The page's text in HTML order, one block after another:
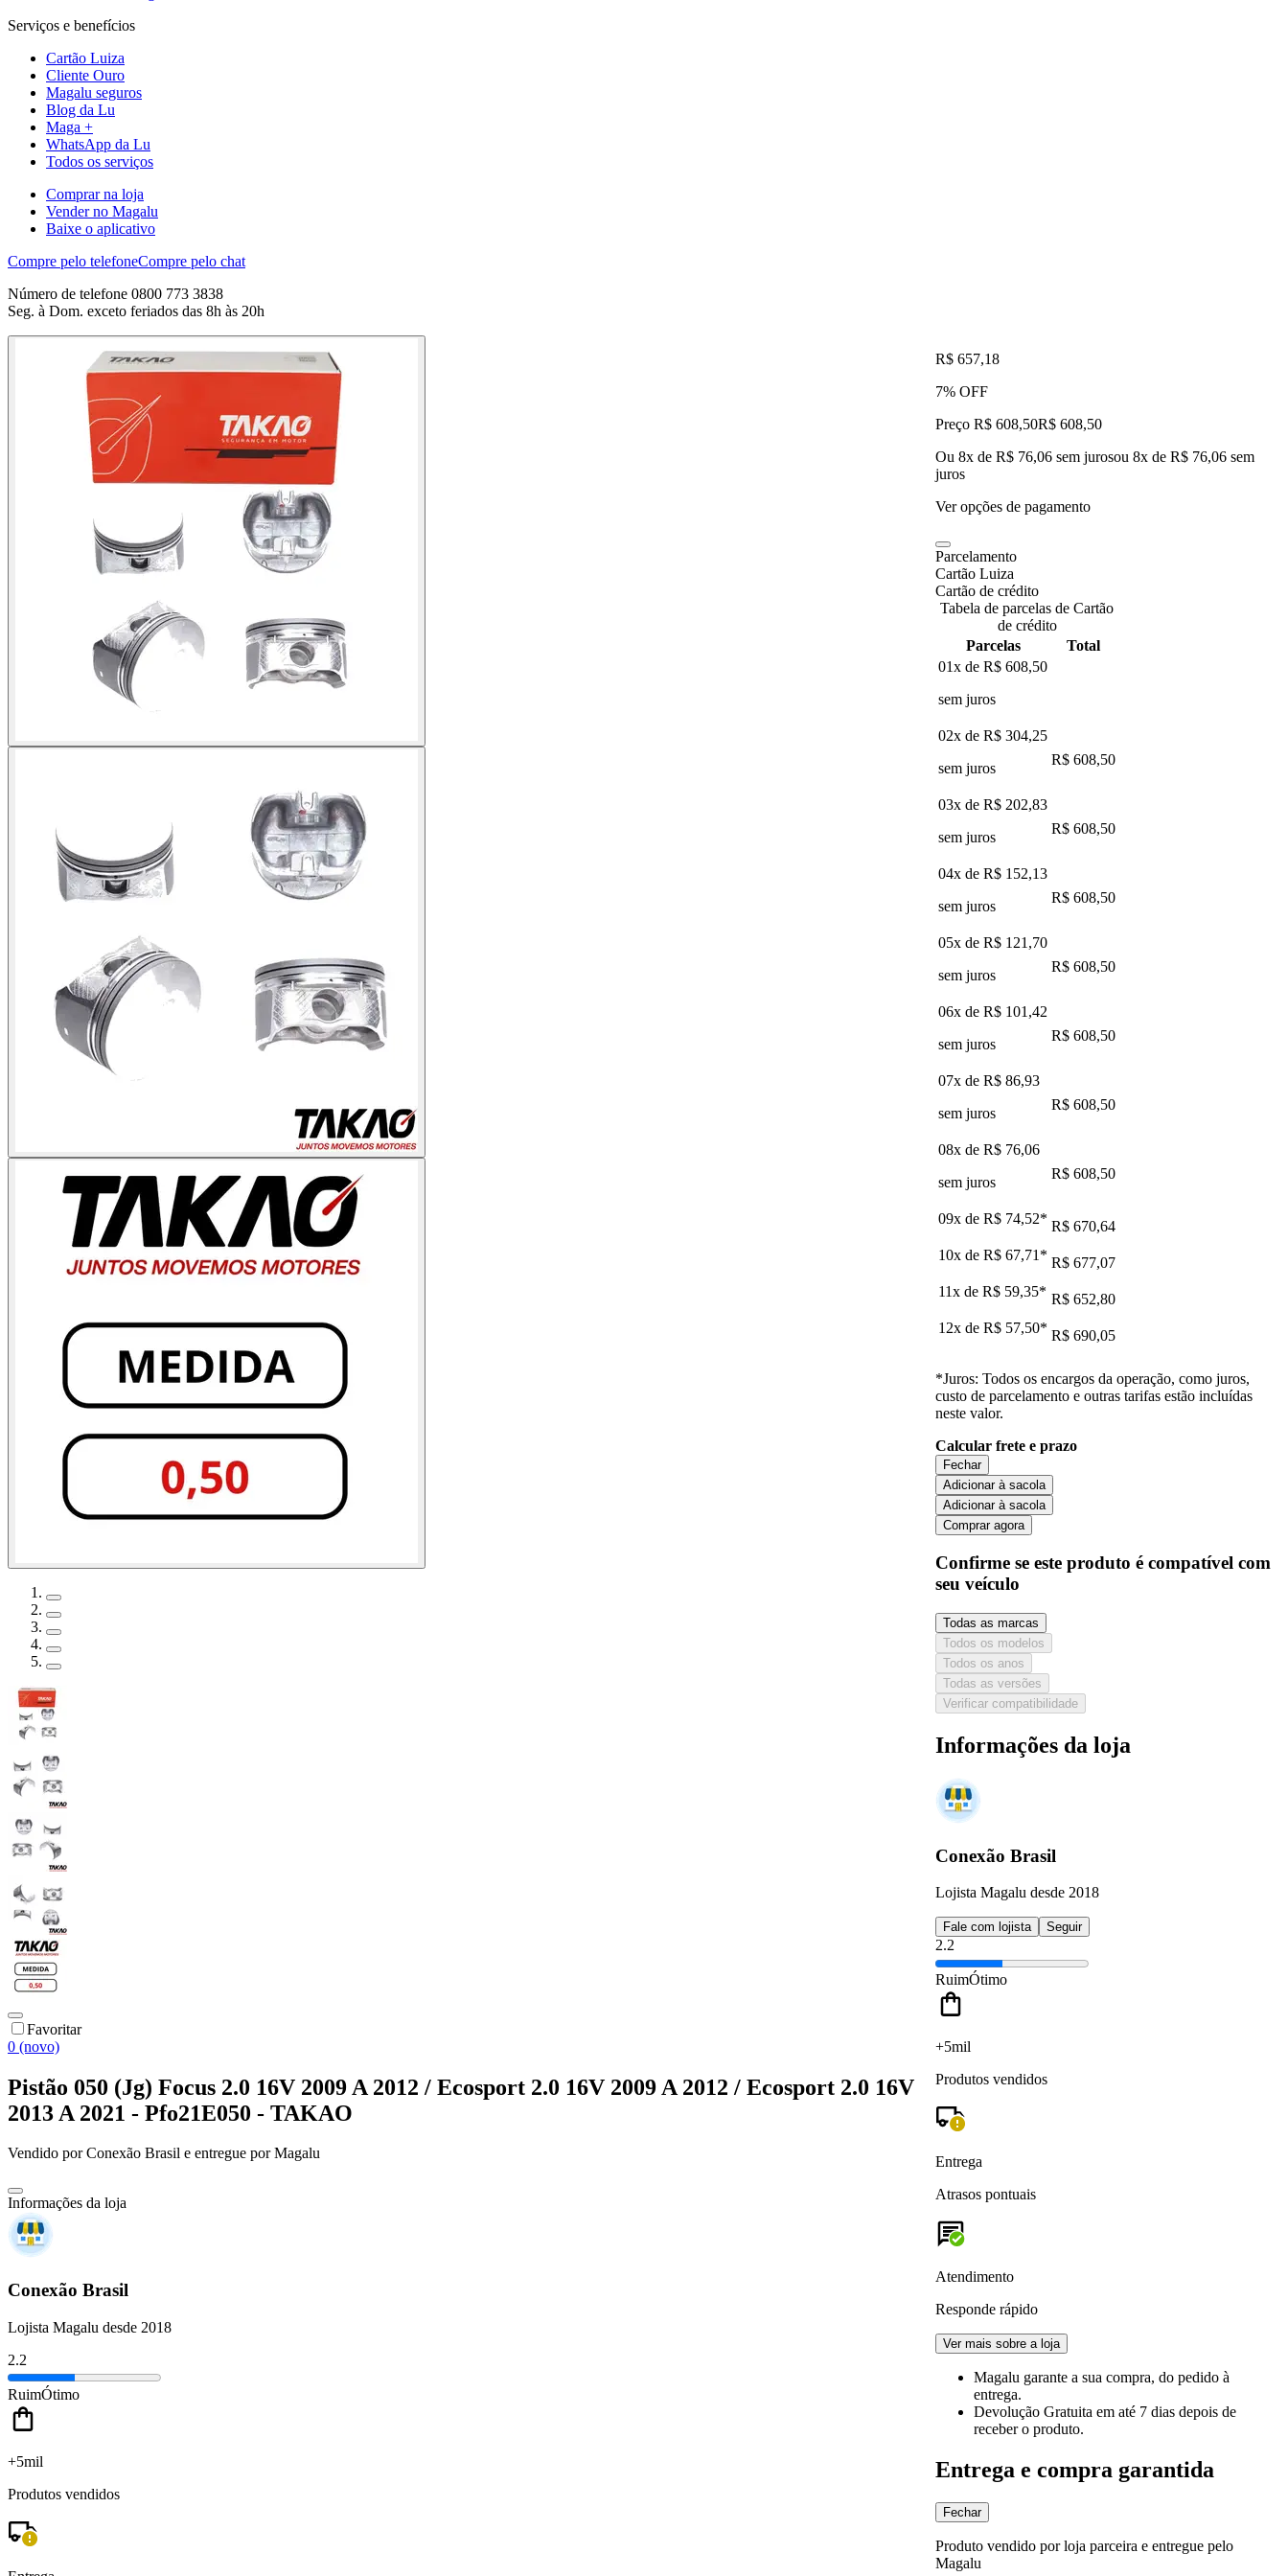
Serviços e benefícios
Cartão Luiza
Cliente Ouro
Magalu seguros
Blog da Lu
Maga +
WhatsApp da Lu
Todos os serviços
Comprar na loja
Vender no Magalu
Baixe o aplicativo
Compre pelo telefoneCompre pelo chat
Número de telefone 0800 773 3838
Seg. à Dom. exceto feriados das 8h às 20h
Favoritar
0 (novo)
Pistão 050 (Jg) Focus 2.0 16V 2009 A 2012 / Ecosport 2.0 16V 2009 A 2012 / Ecosport 2.0 16V
2013 A 2021 - Pfo21E050 - TAKAO
Vendido porConexão Brasil e entregue por Magalu
Informações da loja
Conexão Brasil
Lojista Magalu desde 2018
2.2
RuimÓtimo
+5mil
Produtos vendidos
R$ 657,18
7% OFF
Preço R$ 608,50R$ 608,50
Ou 8x de R$ 76,06 sem jurosou 8x de R$ 76,06 sem
juros
Ver opções de pagamento
Parcelamento
Cartão Luiza
Cartão de crédito
Tabela de parcelas de Cartão
de crédito
Parcelas
Total
01x de R$ 608,50
sem juros
02x de R$ 304,25
sem juros
R$ 608,50
03x de R$ 202,83
sem juros
R$ 608,50
04x de R$ 152,13
sem juros
R$ 608,50
05x de R$ 121,70
sem juros
R$ 608,50
06x de R$ 101,42
sem juros
R$ 608,50
07x de R$ 86,93
sem juros
R$ 608,50
08x de R$ 76,06
sem juros
R$ 608,50
09x de R$ 74,52* R$ 670,64
10x de R$ 67,71 * R$ 677,07
11x de R$ 59,35* R$ 652,80
12x de R$ 57,50* R$ 690,05
*Juros: Todos os encargos da operação, como juros,
custo de parcelamento e outras tarifas estão incluídas
neste valor.
Calcular frete e prazo
Fechar
Adicionar à sacola
Adicionar à sacola
Comprar agora
Confirme se este produto é compatível com
seu veículo
Todas as marcas
Todos os modelos
Todos os anos
Todas as versões
Verificar compatibilidade
Informações da loja
Conexão Brasil
Lojista Magalu desde 2018
Fale com lojista Seguir
2.2
RuimÓtimo
+5mil
Produtos vendidos
Entrega
Atrasos pontuais
Atendimento
Responde rápido
Ver mais sobre a loja
Magalu garante a sua compra, do pedido à
entrega.
Devolução Gratuita em até 7 dias depois de
receber o produto.
Entrega e compra garantida
Fechar
Produto vendido por loja parceira e entregue pelo
Magalu